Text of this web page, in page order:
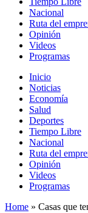
Nacional
Ruta del
Opinión
Videos
Programas
Inicio
Noticias
Economía
Salud
Deportes
Tiempo Libre
Nacional
Ruta del
Opinión
Videos
Programas
Home » Casas que